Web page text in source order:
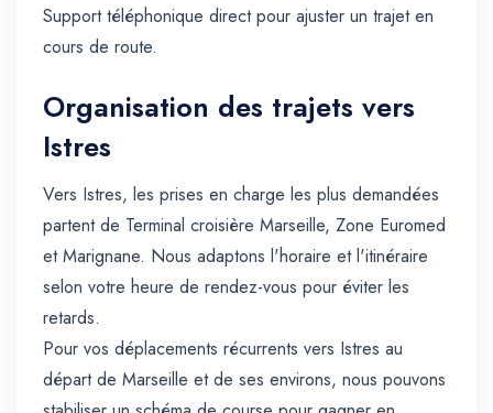
Support téléphonique direct pour ajuster un trajet en
cours de route.
Organisation des trajets vers
Istres
Vers Istres, les prises en charge les plus demandées
partent de Terminal croisière Marseille, Zone Euromed
et Marignane. Nous adaptons l'horaire et l'itinéraire
selon votre heure de rendez-vous pour éviter les
retards.
Pour vos déplacements récurrents vers Istres au
départ de Marseille et de ses environs, nous pouvons